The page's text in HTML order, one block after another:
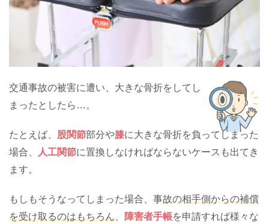
交通事故の被害に遭い、大きな骨折をしてし
まったとしたら…。
たとえば、 股関節部分や膝に大きな骨折を負ってしまった
場合、
人工関節に置換しなければならないケースも出てき
ます。
もしもそうなってしまった場合、 事故の相手側からの補償
を受け取るのはもちろん
障害者手帳を申請すれば様々な